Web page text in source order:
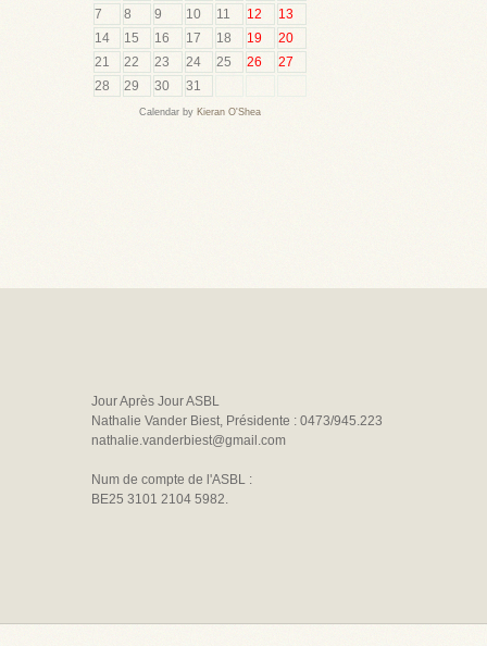
7
8 9 10 11 12
13
14
15 16 17 18 19
20
21
22 23 24 25 26
27
28
29 30 31
Calendar by Kieran O'Shea
Jour Après Jour ASBL
Nathalie Vander Biest, Présidente : 0473/945.223
nathalie.vanderbiest@gmail.com
Num de compte de l'ASBL :
BE25 3101 2104 5982.